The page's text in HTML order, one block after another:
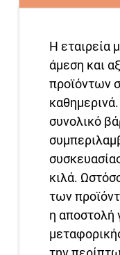
Η εταιρεία
άμεση και
προϊόντων
συνολικό
κιλά.
των
η αποστολή